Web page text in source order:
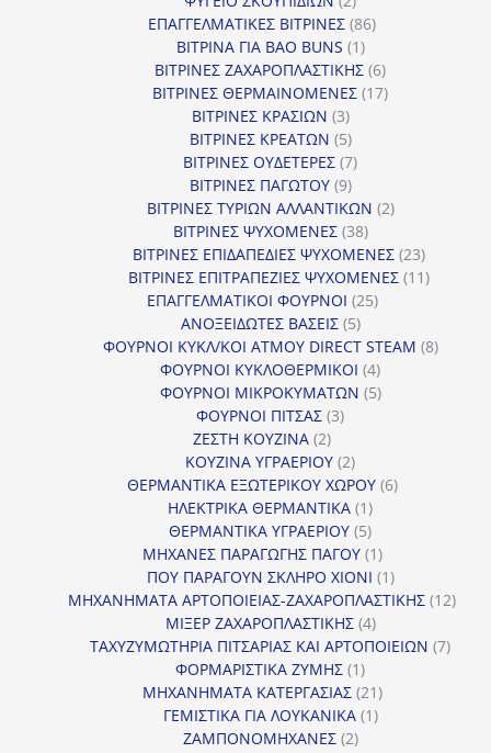
προϊόντα
ΕΠΑΓΓΕΛΜΑΤΙΚΕΣ ΒΙΤΡΙΝΕΣ 8686
ΒΙΤΡΙΝΑ ΓΙΑ BAO BUNS 11
προϊόν
ΒΙΤΡΙΝΕΣ ΖΑΧΑΡΟΠΛΑΣΤΙΚΗΣ 66
προϊόντα
ΒΙΤΡΙΝΕΣ ΘΕΡΜΑΙΝΟΜΕΝΕΣ 1717
ΒΙΤΡΙΝΕΣ ΚΡΑΣΙΩΝ 33
προϊόντα
ΒΙΤΡΙΝΕΣ ΚΡΕΑΤΩΝ 55
προϊόντα
ΒΙΤΡΙΝΕΣ ΟΥΔΕΤΕΡΕΣ 77
ΒΙΤΡΙΝΕΣ ΠΑΓΩΤΟΥ 99
προϊόντα
ΒΙΤΡΙΝΕΣ ΤΥΡΙΩΝ ΑΛΛΑΝΤΙΚΩΝ 22
ΒΙΤΡΙΝΕΣ ΨΥΧΟΜΕΝΕΣ 3838
προϊόντα
ΒΙΤΡΙΝΕΣ ΕΠΙΔΑΠΕΔΙΕΣ ΨΥΧΟΜΕΝΕΣ 2323
προϊόντα
ΒΙΤΡΙΝΕΣ ΕΠΙΤΡΑΠΕΖΙΕΣ ΨΥΧΟΜΕΝΕΣ 1111
ΕΠΑΓΓΕΛΜΑΤΙΚΟΙ ΦΟΥΡΝΟΙ 2525
ΑΝΟΞΕΙΔΩΤΕΣ ΒΑΣΕΙΣ 55
προϊόντα
ΦΟΥΡΝΟΙ ΚΥΚΛ/ΚΟΙ ΑΤΜΟΥ DIRECT STEAM 88
ΦΟΥΡΝΟΙ ΚΥΚΛΟΘΕΡΜΙΚΟΙ 44
προϊόντα
ΦΟΥΡΝΟΙ ΜΙΚΡΟΚΥΜΑΤΩΝ 55
ΦΟΥΡΝΟΙ ΠΙΤΣΑΣ 33
ΖΕΣΤΗ ΚΟΥΖΙΝΑ 22
προϊόντα
ΚΟΥΖΙΝΑ ΥΓΡΑΕΡΙΟΥ 22
προϊόντα
ΘΕΡΜΑΝΤΙΚΑ ΕΞΩΤΕΡΙΚΟΥ ΧΩΡΟΥ 66
ΗΛΕΚΤΡΙΚΑ ΘΕΡΜΑΝΤΙΚΑ 11
προϊόν
ΘΕΡΜΑΝΤΙΚΑ ΥΓΡΑΕΡΙΟΥ 55
προϊόντα
ΜΗΧΑΝΕΣ ΠΑΡΑΓΩΓΗΣ ΠΑΓΟΥ 11
προϊόν
ΠΟΥ ΠΑΡΑΓΟΥΝ ΣΚΛΗΡΟ ΧΙΟΝΙ 11
προϊόν
ΜΗΧΑΝΗΜΑΤΑ ΑΡΤΟΠΟΙΕΙΑΣ-ΖΑΧΑΡΟΠΛΑΣΤΙΚΗΣ 1212
ΜΙΞΕΡ ΖΑΧΑΡΟΠΛΑΣΤΙΚΗΣ 44
προϊόντα
ΤΑΧΥΖΥΜΩΤΗΡΙΑ ΠΙΤΣΑΡΙΑΣ ΚΑΙ ΑΡΤΟΠΟΙΕΙΩΝ 77
ΦΟΡΜΑΡΙΣΤΙΚΑ ΖΥΜΗΣ 11
προϊόν
ΜΗΧΑΝΗΜΑΤΑ ΚΑΤΕΡΓΑΣΙΑΣ 2121
προϊόντα
ΓΕΜΙΣΤΙΚΑ ΓΙΑ ΛΟΥΚΑΝΙΚΑ 11
ΖΑΜΠΟΝΟΜΗΧΑΝΕΣ 22